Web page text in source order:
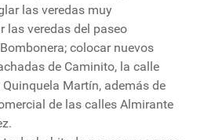
las veredas muy
las veredas del paseo
colocar nuevos
de Caminito, la calle
Martín, además de
de las calles Almirante